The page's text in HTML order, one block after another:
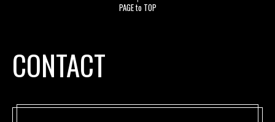
PAGE to TOP
CONTACT